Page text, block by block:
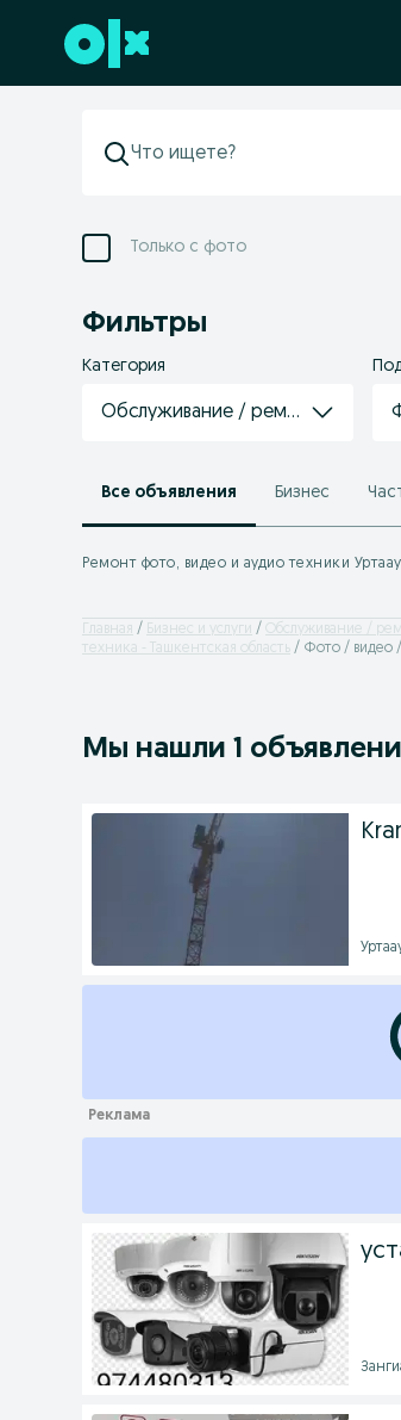
Перейти к нижнему колонтитулу
Только с фото
Фильтры
Категория
Обслуживание / ремонт техники
Все объявления Бизнес
Ремонт фото, видео и аудио техники
Главная Бизнес и услуги Обслуживание /
техника - Ташкентская область
Фото / видео /
Мы нашли 1